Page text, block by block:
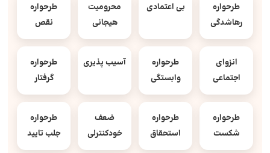
طرحواره
رهاشدگی
بی اعتمادی
محرومیت
هیجانی
طرحواره
نقص
انزوای
اجتماعی
طرحواره
وابستگی
آسیب پذیری
طرحواره
گرفتار
طرحواره
شکست
طرحواره
استحقاق
ضعف
خودکنترلی
طرحواره
جلب تایید